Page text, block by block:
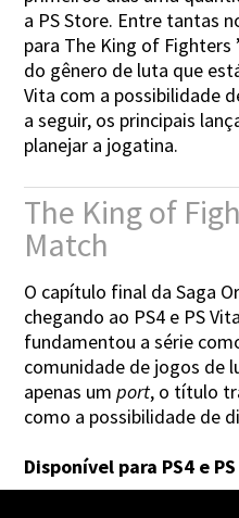
a PS Store. Entre tantas
para The King of Fighters
do gênero de luta que
Vita com a possibilidade
a seguir, os principais
planejar a jogatina.
The King of
Match
O capítulo final da Saga
chegando ao PS4 e PS
fundamentou a série
comunidade de jogos de
apenas umport, o título
como a possibilidade de
Disponível para PS4 e